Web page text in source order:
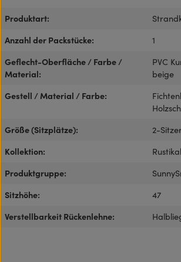
Produktart:
Anzahl der Packstücke:
1
Geflecht-Oberfläche / Farbe /
Material:
PVC
beige
Gestell / Material / Farbe:
Größe (Sitzplätze):
2-
Kollektion:
Produktgruppe:
Sitzhöhe:
47
Verstellbarkeit Rückenlehne: